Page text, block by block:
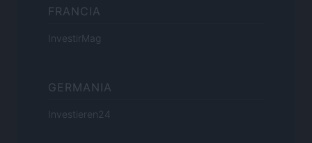
FRANCIA
InvestirMag
GERMANIA
Investieren24